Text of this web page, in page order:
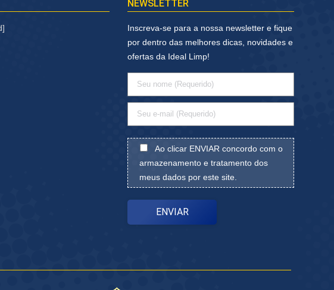
NEWSLETTER
Inscreva-se para a nossa newsletter e fique
por dentro das melhores dicas, novidades e
ofertas da Ideal Limp!
Ao clicar ENVIAR concordo com o
armazenamento e tratamento dos
meus dados por este site.